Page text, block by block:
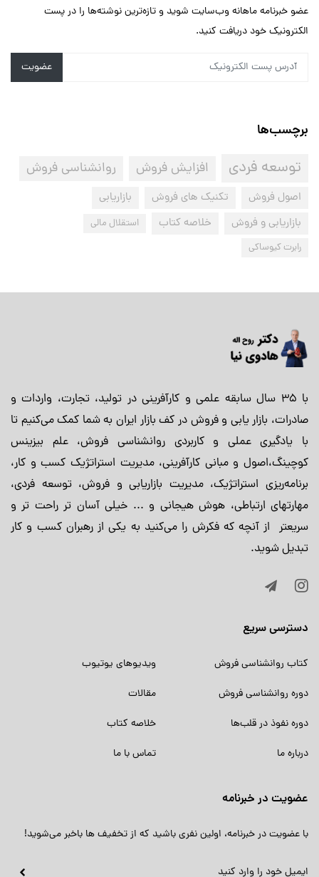
عضو خبرنامه ماهانه وب‌سایت شوید و تازه‌ترین نوشته‌ها را در پست
الکترونیک خود دریافت کنید.
عضویت
برچسب‌ها
توسعه فردی افزایش فروش روانشناسی فروش
اصول فروش تکنیک های فروش
بازاریابی
بازاریابی و فروش
خلاصه کتاب
استقلال مالی
رابرت کیوساکی
با 35 سال سابقه علمی و کارآفرینی در تولید، تجارت، واردات و
صادرات، بازار یابی و فروش در کف بازار ایران به شما کمک می‌کنیم تا
با یادگیری عملی و کاربردی روانشناسی فروش، علم بیزینس
کوچینگ،اصول و مبانی کارآفرینی، مدیریت استراتژیک کسب و کار،
برنامه‌ریزی استراتژیک، مدیریت بازاریابی و فروش، توسعه فردی،
مهارتهای ارتباطی، هوش هیجانی و ... خیلی آسان تر راحت تر و
سریعتر از آنچه که فکرش را می‌کنید به یکی از رهبران کسب و کار
تبدیل شوید.
دسترسی سریع
کتاب روانشناسی فروش
ویدیوهای یوتیوب
دوره روانشناسی فروش
مقالات
دوره نفوذ در قلب‌ها
خلاصه کتاب
درباره ما
تماس با ما
عضویت در خبرنامه
با عضویت در خبرنامه، اولین نفری باشید که از تخفیف ها باخبر می‌شوید!